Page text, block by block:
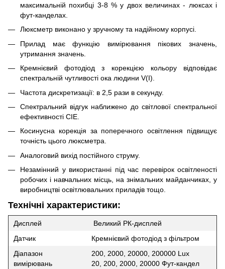
максимальній похибці 3-8 % у двох величинах - люксах і
фут-канделах.
Люксметр виконано у зручному та надійному корпусі.
Прилад має функцію вимірювання пікових значень,
утримання значень.
Кремнієвий фотодіод з корекцією кольору відповідає
спектральній чутливості ока людини V(I).
Частота дискретизації: в 2,5 рази в секунду.
Спектральний відгук наближено до світлової спектральної
ефективності СІЕ.
Косинусна корекція за поперечного освітлення підвищує
точність цього люксметра.
Аналоговий вихід постійного струму.
Незамінний у використанні під час перевірок освітленості
робочих і навчальних місць, на знімальних майданчиках, у
виробництві освітлювальних приладів тощо.
Технічні характеристики:
Дисплей
Великий РК-дисплей
Датчик
Кремнієвий фотодіод з фільтром
Діапазон
вимірювань
200, 2000, 20000, 200000 Lux
20, 200, 2000, 20000 Фут-кандел